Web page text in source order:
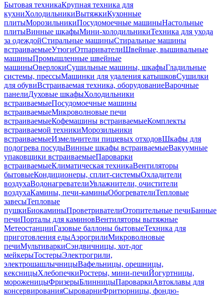
Бытовая техникаКрупная техника для
кухниХолодильникиВытяжкиКухонные
плитыМорозильникиПосудомоечные машиныНастольные
плитыВинные шкафыМини-холодильникиТехника для ухода
за одеждойСтиральные машиныСтиральные машины
встраиваемыеУтюгиОтпаривателиШвейные, вышивальные
машиныПромышленные швейные
машиныОверлокиСушильные машины, шкафыГладильные
системы, прессыМашинки для удаления катышковСушилки
для обувиВстраиваемая техника, оборудованиеВарочные
панелиДуховые шкафыХолодильники
встраиваемыеПосудомоечные машины
встраиваемыеМикроволновые печи
встраиваемыеКофемашины встраиваемыеКомплекты
встраиваемой техникиМорозильники
встраиваемыеИзмельчители пищевых отходовШкафы для
подогрева посудыВинные шкафы встраиваемыеВакуумные
упаковщики встраиваемыеПароварки
встраиваемыеКлиматическая техникаВентиляторы
бытовыеКондиционеры, сплит-системыОхладители
воздухаВодонагревателиУвлажнители, очистители
воздухаКамины, печи-каминыОбогревателиТепловые
завесыТепловые
пушкиБиокаминыПроветривателиОтопительные печиБанные
печиПорталы для каминовВентиляторы вытяжные
МетеостанцииГазовые баллоны бытовыеТехника для
приготовления едыАэрогрилиМикроволновые
печиМультиваркиСэндвичницы, хот-дог
мейкерыТостерыЭлектрогрили,
электрошашлычницыВафельницы, орешницы,
кексницыХлебопечкиРостеры, мини-печиЙогуртницы,
мороженицыФризерыБлинницыПароваркиАвтоклавы для
консервированияСыроварниФритюрницы, фондю-